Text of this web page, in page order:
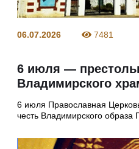
06.07.2026 7481
6 июля —
Владимирского
6 июля Православная
честь Владимирского образа